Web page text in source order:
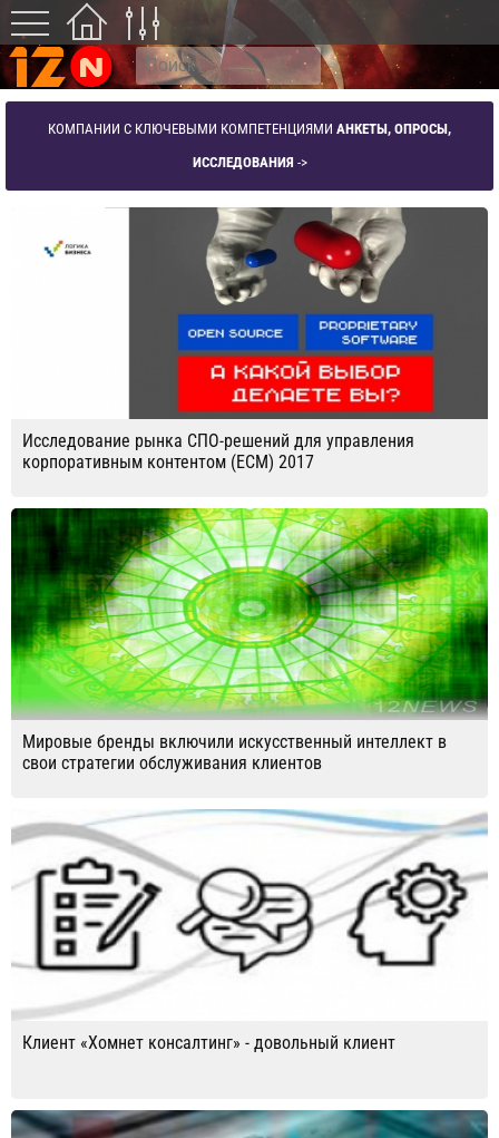
КОМПАНИИ С КЛЮЧЕВЫМИ КОМПЕТЕНЦИЯМИ АНКЕТЫ, ОПРОСЫ,
ИССЛЕДОВАНИЯ ->
Исследование рынка СПО-решений для управления
корпоративным контентом (ECM) 2017
Мировые бренды включили искусственный интеллект в
свои стратегии обслуживания клиентов
Клиент «Хомнет консалтинг» - довольный клиент